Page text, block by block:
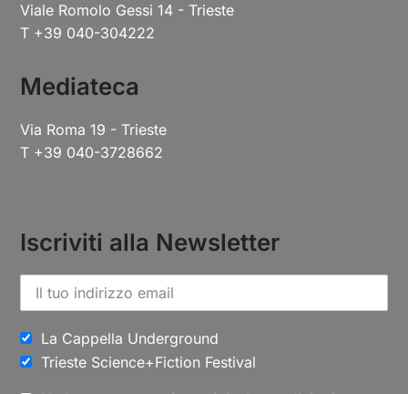
Viale Romolo Gessi 14 - Trieste
T +39 040-304222
Mediateca
Via Roma 19 - Trieste
T +39 040-3728662
Iscriviti alla Newsletter
La Cappella Underground
Trieste Science+Fiction Festival